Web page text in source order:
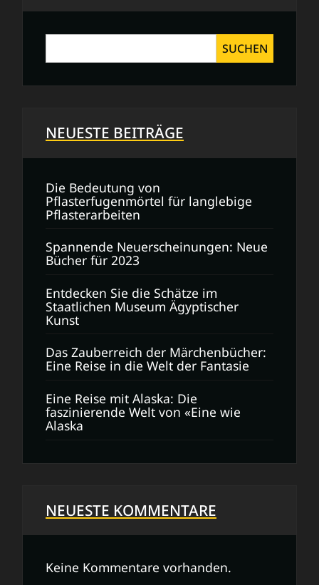
SUCHEN
NEUESTE BEITRÄGE
Die Bedeutung von
Pflasterfugenmörtel für langlebige
Pflasterarbeiten
Spannende Neuerscheinungen: Neue
Bücher für 2023
Entdecken Sie die Schätze im
Staatlichen Museum Ägyptischer
Kunst
Das Zauberreich der Märchenbücher:
Eine Reise in die Welt der Fantasie
Eine Reise mit Alaska: Die
faszinierende Welt von «Eine wie
Alaska
NEUESTE KOMMENTARE
Keine Kommentare vorhanden.